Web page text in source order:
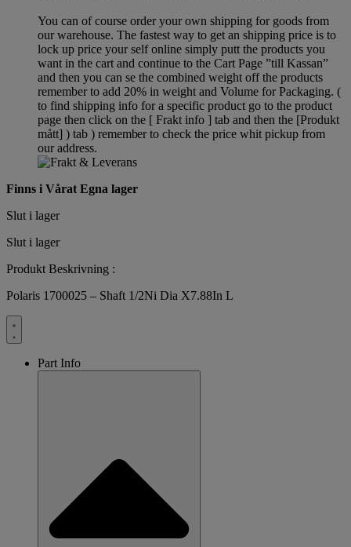
You can of course order your own shipping for goods from
our warehouse. The fastest way to get an shipping price is to
lock up price your self online simply putt the products you
want in the cart and continue to the Cart Page ”till Kassan”
and then you can se the combined weight off the products
remember to add 20% in weight and Volume for Packaging. (
to find shipping info for a specific product go to the product
page then click on the [ Frakt info ] tab and then the [Produkt
mått] ) tab ) rememberto check the price whit pickup from
our address.
Finns i Vårat Egna lager
Slut i lager
Slut i lager
Produkt Beskrivning :
Polaris 1700025 – Shaft 1/2Ni Dia X7.88In L
Part Info